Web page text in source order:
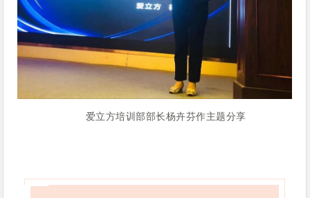
爱立方培训部部长杨卉芬作主题分享